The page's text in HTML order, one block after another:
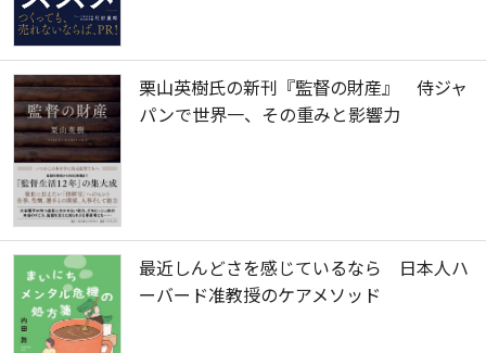
栗山英樹氏の新刊『監督の財産』 侍ジャ
パンで世界一、その重みと影響力
最近しんどさを感じているなら 日本人ハ
ーバード准教授のケアメソッド